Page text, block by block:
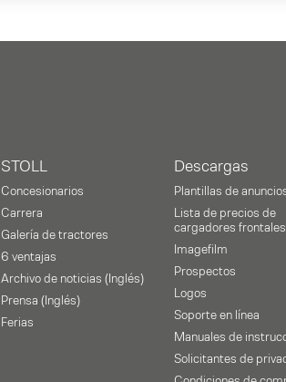
STOLL
Concesionarios
Carrera
Galería de tractores
6 ventajas
Archivo de noticias (Inglés)
Prensa (Inglés)
Ferias
Descargas
Plantillas de
Lista de precios de
cargadores frontales
Imagefilm
Prospectos
Logos
Soporte en línea
Manuales de
Solicitantes de